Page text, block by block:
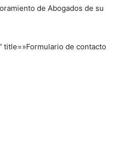
de Abogados de su
title=»Formulario de contacto